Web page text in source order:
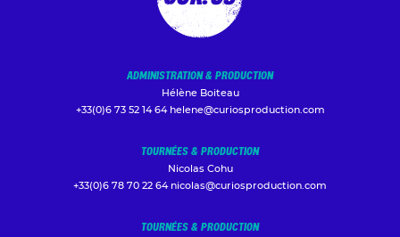
ADMINISTRATION & PRODUCTION
Hélène Boiteau
+33(0)6 73 52 14 64 helene@curiosproduction.com
TOURNÉES & PRODUCTION
Nicolas Cohu
+33(0)6 78 70 22 64 nicolas@curiosproduction.com
TOURNÉES & PRODUCTION